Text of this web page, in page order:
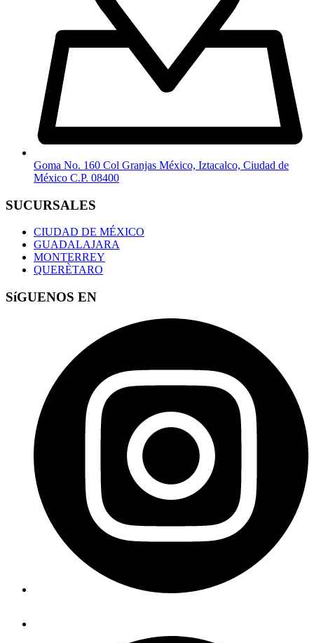
Goma No. 160 Col Granjas México, Iztacalco, Ciudad de
México C.P. 08400
SUCURSALES
CIUDAD DE MÉXICO
GUADALAJARA
MONTERREY
QUERÈTARO
SíGUENOS EN